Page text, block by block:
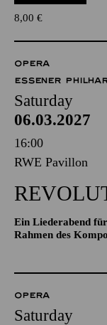
8,00 €
OPERA
ESSENER
Saturday
06.03.2027
16:00
RWE Pavillon
Ein Liederabend
Rahmen des
OPERA
Saturday